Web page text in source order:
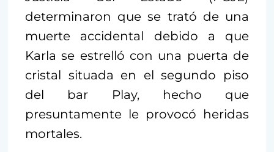
determinaron que se trató de una
muerte accidental debido a que
Karla se estrelló con una puerta de
cristal situada en el segundo piso
del bar Play, hecho que
presuntamente le provocó heridas
mortales.